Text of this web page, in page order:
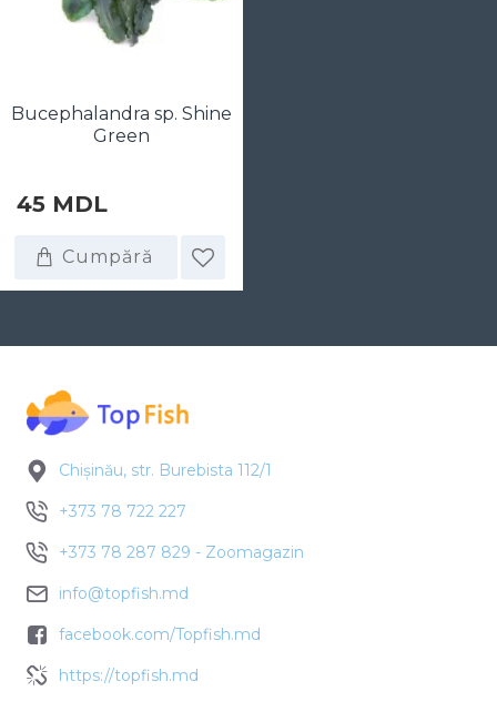
Bucephalandra sp. Shine
Green
45 MDL
Cumpără
Chișinău, str. Burebista 112/1
+373 78 722 227
+373 78 287 829 - Zoomagazin
info@topfish.md
facebook.com/Topfish.md
https://topfish.md